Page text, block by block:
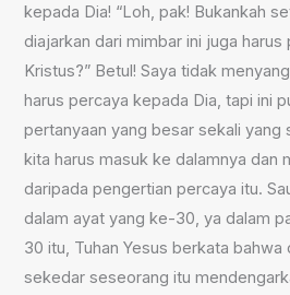
kepada Dia! “Loh, pak! Bukankah
diajarkan dari mimbar ini juga
Kristus?” Betul! Saya tidak
harus percaya kepada Dia, tapi ini
pertanyaan yang besar sekali yang
kita harus masuk ke dalamnya dan
daripada pengertian percaya itu.
dalam ayat yang ke-30, ya dalam
30 itu, Tuhan Yesus berkata
sekedar seseorang itu